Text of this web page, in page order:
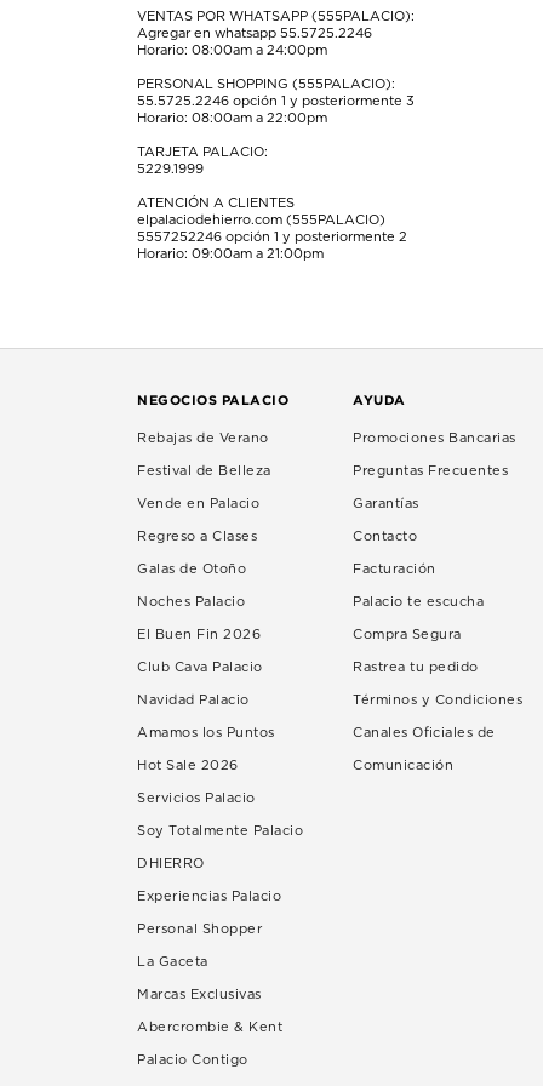
VENTAS POR WHATSAPP (555PALACIO):
Agregar en whatsapp 55.5725.2246
Horario: 08:00am a 24:00pm
PERSONAL SHOPPING (555PALACIO):
55.5725.2246 opción 1 y posteriormente 3
Horario: 08:00am a 22:00pm
TARJETA PALACIO:
5229.1999
ATENCIÓN A CLIENTES
elpalaciodehierro.com (555PALACIO)
5557252246 opción 1 y posteriormente 2
Horario: 09:00am a 21:00pm
NEGOCIOS PALACIO
Rebajas de Verano
Festival de Belleza
Vende en Palacio
Regreso a Clases
Galas de Otoño
Noches Palacio
El Buen Fin 2026
Club Cava Palacio
Navidad Palacio
Amamos los Puntos
Hot Sale 2026
Servicios Palacio
Soy Totalmente Palacio
DHIERRO
Experiencias Palacio
Personal Shopper
La Gaceta
Marcas Exclusivas
Abercrombie & Kent
Palacio Contigo
AYUDA
Promociones Bancarias
Preguntas Frecuentes
Garantías
Contacto
Facturación
Palacio te escucha
Compra Segura
Rastrea tu pedido
Términos y Condiciones
Canales Oficiales de
Comunicación